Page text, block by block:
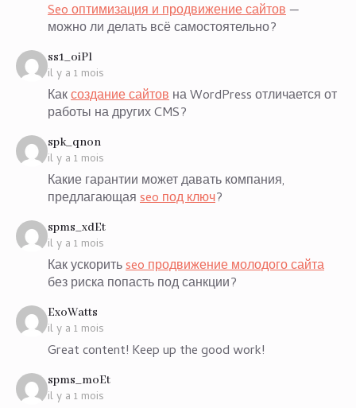
Seo оптимизация и продвижение сайтов—
можно ли делать всё самостоятельно?
ss1_oiPlsays:
il y a 1 mois
Каксоздание сайтовна WordPress отличается от
работы на других CMS?
spk_qnonsays:
il y a 1 mois
Какие гарантии может давать компания,
предлагающаяseo под ключ?
spms_xdEtsays:
il y a 1 mois
Как ускоритьseo продвижение молодого сайта
без риска попасть под санкции?
ExoWatts
il y a 1 mois
Great content! Keep up the good work!
spms_moEtsays:
il y a 1 mois